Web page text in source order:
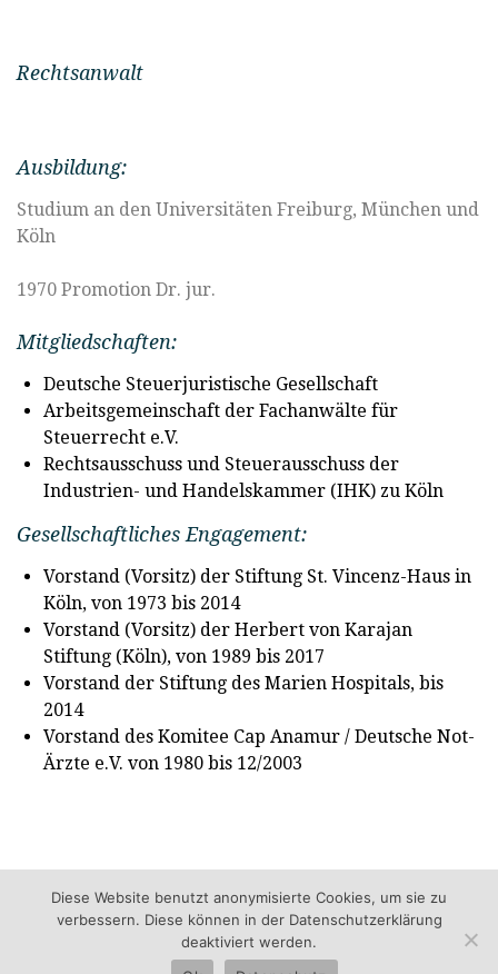
Rechtsanwalt
Ausbildung:
Studium an den Universitäten Freiburg, München und
Köln
1970 Promotion Dr. jur.
Mitgliedschaften:
Deutsche Steuerjuristische Gesellschaft
Arbeitsgemeinschaft der Fachanwälte für
Steuerrecht e.V.
Rechtsausschuss und Steuerausschuss der
Industrien- und Handelskammer (IHK) zu Köln
Gesellschaftliches Engagement:
Vorstand (Vorsitz) der Stiftung St. Vincenz-Haus in
Köln, von 1973 bis 2014
Vorstand (Vorsitz) der Herbert von Karajan
Stiftung (Köln), von 1989 bis 2017
Vorstand der Stiftung des Marien Hospitals, bis
2014
Vorstand des Komitee Cap Anamur / Deutsche Not-
Ärzte e.V. von 1980 bis 12/2003
Diese Website benutzt anonymisierte Cookies, um sie zu
verbessern. Diese können in der Datenschutzerklärung
deaktiviert werden.